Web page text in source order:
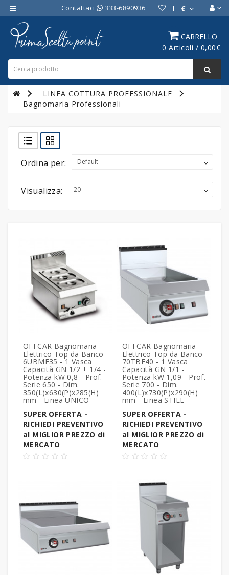
Contattaci 333-6890936 €
CARRELLO
0 Articoli / 0,00€
Category
ATTREZZATURE
BAR
ATTREZZATURE
PROFESSIONALI
LINEA
PROFESSIONALE
FORNI
GELATERIA
PASTICCERIA
PIZZERIA
LINEA
PANIFICIO
MACELLERIA
LAVAGGIO
PROFESSIONALE
LINEA COTTURA PROFESSIONALE
Bagnomaria Professionali
Ordina per:
Visualizza:
OFFCAR Bagnomaria
Elettrico Top da Banco
6UBME35 - 1 Vasca
Capacità GN 1/2 + 1/4 -
Potenza kW 0,8 - Prof.
Serie 650 - Dim.
350(L)x630(P)x285(H)
mm - Linea UNICO
SUPER OFFERTA -
RICHIEDI PREVENTIVO
al MIGLIOR PREZZO di
MERCATO
OFFCAR Bagnomaria
Elettrico Top da Banco
70TBE40 - 1 Vasca
Capacità GN 1/1 -
Potenza kW 1,09 - Prof.
Serie 700 - Dim.
400(L)x730(P)x290(H)
mm - Linea STILE
SUPER OFFERTA -
RICHIEDI PREVENTIVO
al MIGLIOR PREZZO di
MERCATO